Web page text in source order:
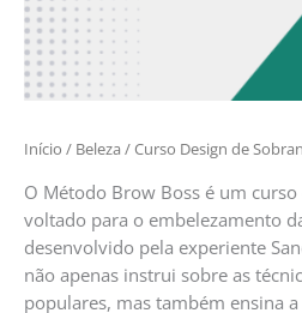
Início / Beleza / Curso Design de
O Método Brow Boss é um
voltado para o embelezamento
desenvolvido pela experiente
não apenas instrui sobre as
populares, mas também ensina